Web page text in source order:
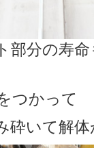
分の寿
つかって
砕いて解